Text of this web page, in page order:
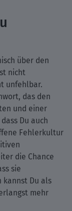
über den
nicht
unfehlbar.
das den
und einer
Du auch
Fehlerkultur
die Chance
sie
kannst Du als
mehr